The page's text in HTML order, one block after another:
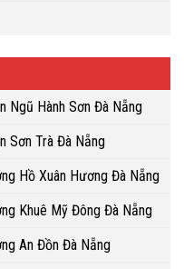
Ngũ Hành Sơn Đà Nẵng
Sơn Trà Đà Nẵng
Hồ Xuân Hương Đà Nẵng
Khuê Mỹ Đông Đà Nẵng
An Đồn Đà Nẵng